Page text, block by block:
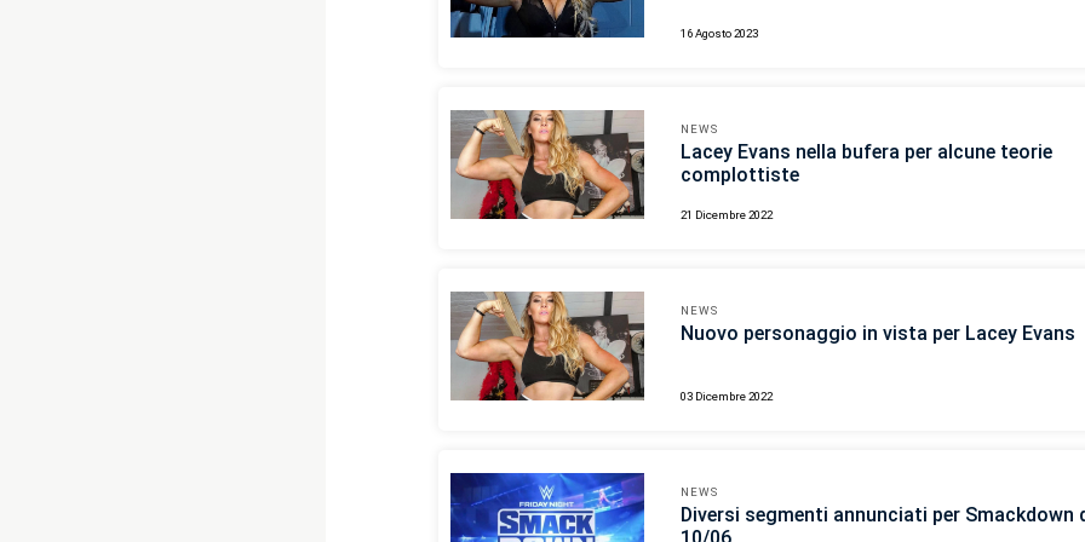
16 Agosto 2023
NEWS
Lacey Evans nella bufera per alcune teorie
complottiste
21 Dicembre 2022
NEWS
Nuovo personaggio in vista per Lacey Evans
03 Dicembre 2022
NEWS
Diversi segmenti annunciati per Smackdown